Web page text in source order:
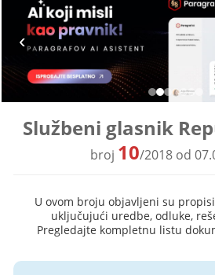
Službeni glasnik
broj 10/2018 od
U ovom broju objavljeni su
uključujući uredbe, odluke,
Pregledajte kompletnu listu